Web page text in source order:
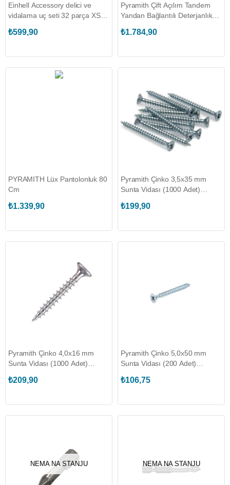
Einhell Accessory delici ve
vidalama uç seti 32 parça XS-
₺599,90
Pyramith Çift Açılım Tandem
Yandan Bağlantılı Deterjanlık
₺1.784,90
PYRAMITH Lüx Pantolonluk 80
Cm
₺1.339,90
Pyramith Çinko 3,5x35 mm
Sunta Vidası (1000 Adet)
₺199,90
Pyramith Çinko 4,0x16 mm
Sunta Vidası (1000 Adet)
₺209,90
Pyramith Çinko 5,0x50 mm
Sunta Vidası (200 Adet)
₺106,75
NEMA NA STANJU NEMA NA STANJU